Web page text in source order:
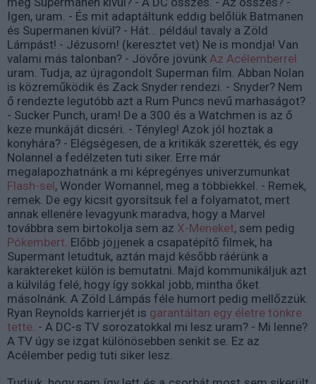
Igen, uram. - És mit adaptáltunk eddig belőlük Batmanen
és Supermanen kívül? - Hát… például tavaly a Zöld
Lámpást! - Jézusom! (keresztet vet) Ne is mondja! Van
valami más talonban? - Jövőre jövünk Az Acélemberrel
uram. Tudja, az újragondolt Superman film. Abban Nolan
is közreműködik és Zack Snyder rendezi. - Snyder? Nem
ő rendezte legutóbb azt a Rum Puncs nevű marhaságot?
- Sucker Punch, uram! De a 300 és a Watchmen is az ő
keze munkáját dicséri. - Tényleg! Azok jól hoztak a
konyhára? - Elégségesen, de a kritikák szerették, és egy
Nolannel a fedélzeten tuti siker. Erre már
megalapozhatnánk a mi képregényes univerzumunkat
Flash-sel, Wonder Womannel, meg a többiekkel. - Remek,
remek. De egy kicsit gyorsítsuk fel a folyamatot, mert
annak ellenére levagyunk maradva, hogy a Marvel
továbbra sem birtokolja sem az X-Meneket, sem pedig
Pókembert. Előbb jöjjenek a csapatépítő filmek, ha
Supermant letudtuk, aztán majd később ráérünk a
karaktereket külön is bemutatni. Majd kommunikáljuk azt
a külvilág felé, hogy így sokkal jobb, mintha őket
másolnánk. A Zöld Lámpás féle humort pedig mellőzzük.
Ryan Reynolds karrierjét is garantáltan egy életre tönkre
tette. - A DC-s TV sorozatokkal mi lesz uram? - Mi lenne?
A TV úgy se izgat különösebben senkit se. Ez az
Acélember pedig tuti siker lesz.